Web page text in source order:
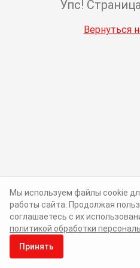
Упс!
Вернуться
Мы используем файлы cookie
работы сайта. Продолжая
соглашаетесь с их
политикой обработки
Принять